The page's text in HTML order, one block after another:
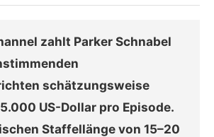
zahlt Parker Schnabel
schätzungsweise
US-Dollar pro Episode.
Staffellänge von 15–20